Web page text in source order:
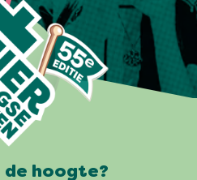
hoogte?